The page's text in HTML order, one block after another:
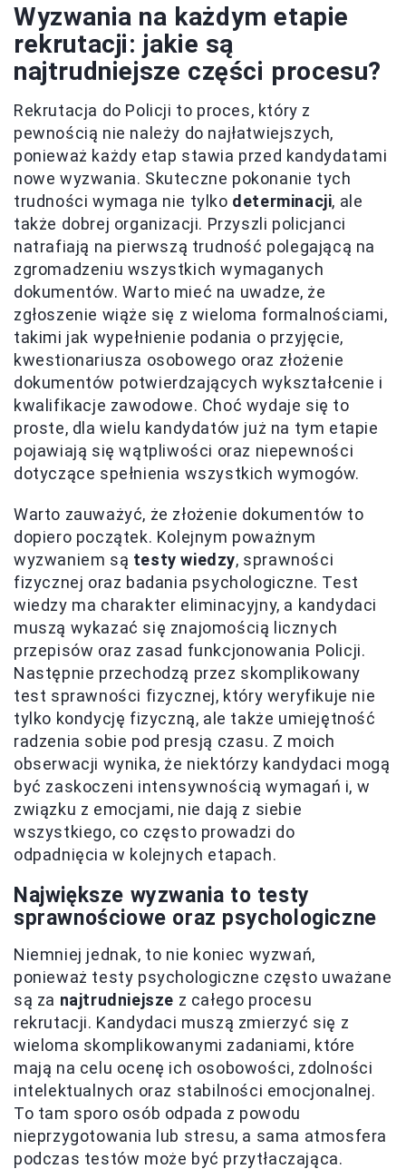
Wyzwania na każdym etapie
rekrutacji: jakie są
najtrudniejsze części procesu?
Rekrutacja do Policji to proces, który z
pewnością nie należy do najłatwiejszych,
ponieważ każdy etap stawia przed kandydatami
nowe wyzwania. Skuteczne pokonanie tych
trudności wymaga nie tylko determinacji, ale
także dobrej organizacji. Przyszli policjanci
natrafiają na pierwszą trudność polegającą na
zgromadzeniu wszystkich wymaganych
dokumentów. Warto mieć na uwadze, że
zgłoszenie wiąże się z wieloma formalnościami,
takimi jak wypełnienie podania o przyjęcie,
kwestionariusza osobowego oraz złożenie
dokumentów potwierdzających wykształcenie i
kwalifikacje zawodowe. Choć wydaje się to
proste, dla wielu kandydatów już na tym etapie
pojawiają się wątpliwości oraz niepewności
dotyczące spełnienia wszystkich wymogów.
Warto zauważyć, że złożenie dokumentów to
dopiero początek. Kolejnym poważnym
wyzwaniem są testy wiedzy, sprawności
fizycznej oraz badania psychologiczne. Test
wiedzy ma charakter eliminacyjny, a kandydaci
muszą wykazać się znajomością licznych
przepisów oraz zasad funkcjonowania Policji.
Następnie przechodzą przez skomplikowany
test sprawności fizycznej, który weryfikuje nie
tylko kondycję fizyczną, ale także umiejętność
radzenia sobie pod presją czasu. Z moich
obserwacji wynika, że niektórzy kandydaci mogą
być zaskoczeni intensywnością wymagań i, w
związku z emocjami, nie dają z siebie
wszystkiego, co często prowadzi do
odpadnięcia w kolejnych etapach.
Największe wyzwania to testy
sprawnościowe oraz psychologiczne
Niemniej jednak, to nie koniec wyzwań,
ponieważ testy psychologiczne często uważane
są za najtrudniejsze z całego procesu
rekrutacji. Kandydaci muszą zmierzyć się z
wieloma skomplikowanymi zadaniami, które
mają na celu ocenę ich osobowości, zdolności
intelektualnych oraz stabilności emocjonalnej.
To tam sporo osób odpada z powodu
nieprzygotowania lub stresu, a sama atmosfera
podczas testów może być przytłaczająca.